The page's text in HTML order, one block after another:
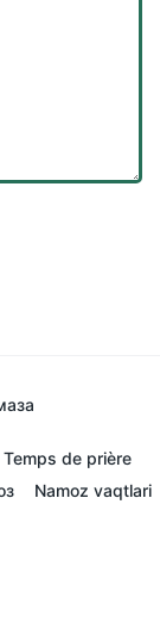
Temps de prière
Namoz vaqtlari